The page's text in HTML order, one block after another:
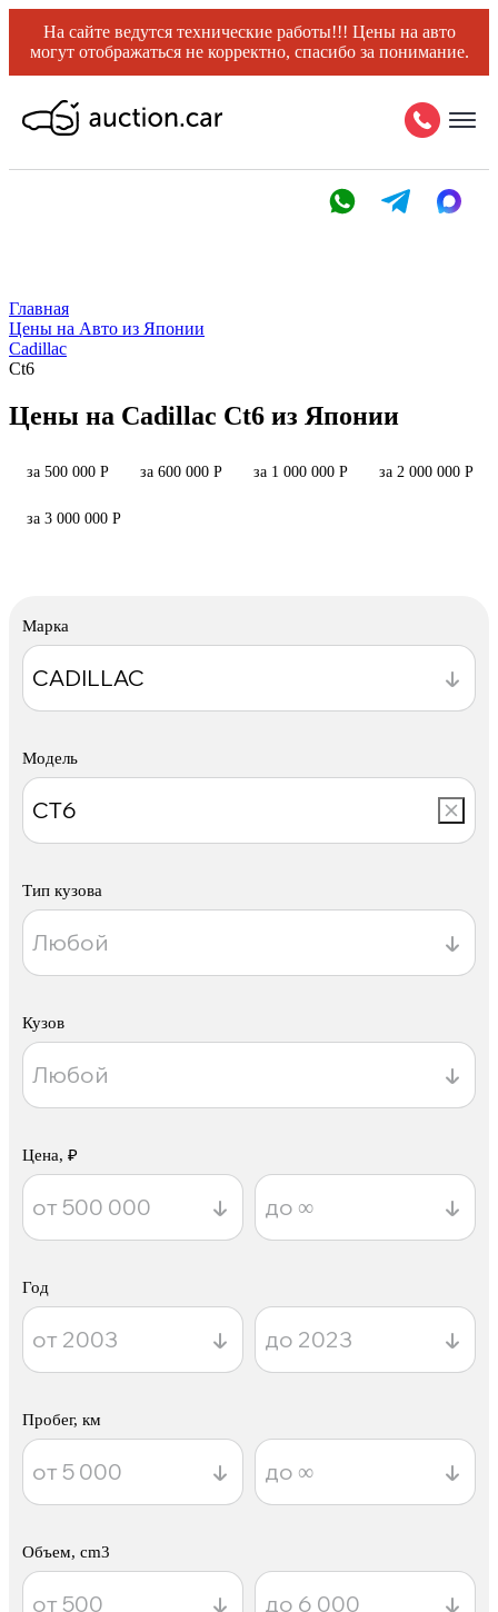
На сайте ведутся технические работы!!! Цены на авто
могут отображаться не корректно, спасибо за понимание.
Главная
Цены на Авто из Японии
Cadillac
Ct6
Цены на Cadillac Ct6 из Японии
за 500 000 Р за 600 000 Р за 1 000 000 Р за 2 000 000 Р
за 3 000 000 Р
Марка
Модель
Тип кузова
Кузов
Цена, ₽
Год
Пробег, км
Объем, cm3